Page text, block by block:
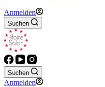
Anmelden
Suchen
Suchen
Anmelden